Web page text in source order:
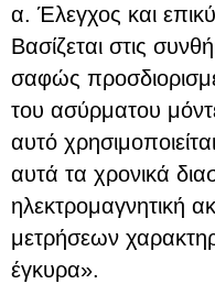
α. Έλεγχος και
Βασίζεται στις
σαφώς
του ασύρματου
αυτό
αυτά τα χρονικά
ηλεκτρομαγνητική
μετρήσεων
έγκυρα».